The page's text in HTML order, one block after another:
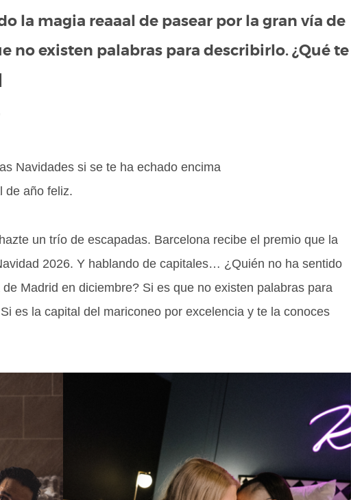
la magia reaaal de pasear por la gran vía de
no existen palabras para describirlo. ¿Qué te
Navidades si se te ha echado encima
de año feliz.
un trío de escapadas. Barcelona recibe el premio que la
2026. Y hablando de capitales… ¿Quién no ha sentido
Madrid en diciembre? Si es que no existen palabras para
es la capital del mariconeo por excelencia y te la conoces